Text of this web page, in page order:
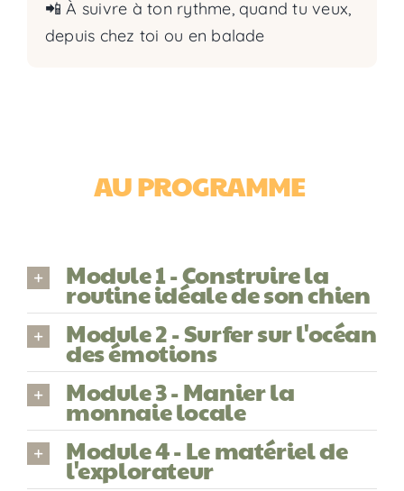
📲 À suivre à ton rythme, quand tu veux,
depuis chez toi ou en balade
AU PROGRAMME
Module 1 - Construire la
routine idéale de son chien
Module 2 - Surfer sur l'océan
des émotions
Module 3 - Manier la
monnaie locale
Module 4 - Le matériel de
l'explorateur